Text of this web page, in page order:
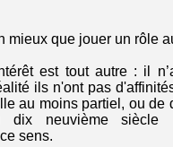
mieux que jouer un rôle
est tout autre : il
ils n'ont pas
au moins partiel, ou de
neuvième siècle
sens.